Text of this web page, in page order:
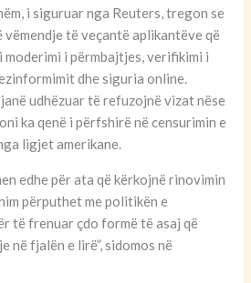
i siguruar nga Reuters, tregon se
vëmendje të veçantë aplikantëve që
moderimi i përmbajtjes, verifikimi i
dhe siguria online.
udhëzuar të refuzojnë vizat nëse
ka qenë i përfshirë në censurimin e
ligjet amerikane.
edhe për ata që kërkojnë rinovimin
përputhet me politikën e
të frenuar çdo formë të asaj që
në fjalën e lirë”, sidomos në